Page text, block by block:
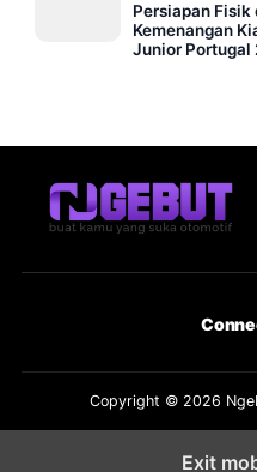
Persiapan
Kemenangan
Junior Portugal
Copyright © 2026
Exit